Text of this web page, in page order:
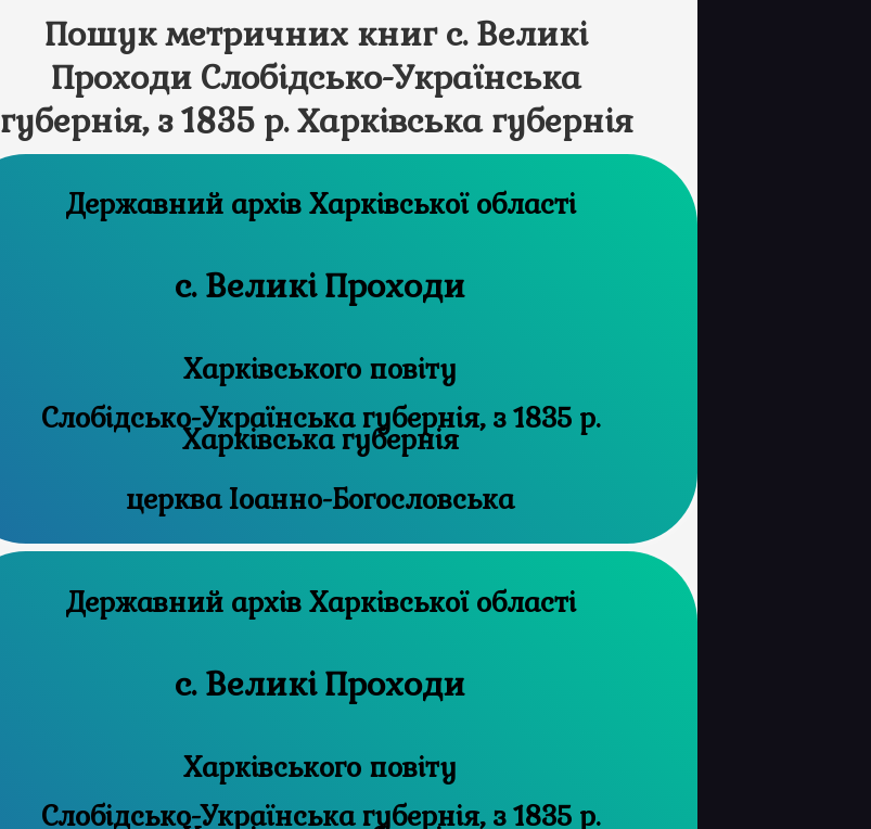
Пошук метричних книг с. Великі
Проходи Слобідсько-Українська
губернія, з 1835 р. Харківська губернія
Державний архів Харківської області
с. Великі Проходи
Харківського повіту
Слобідсько-Українська губернія, з 1835 р.
Харківська губернія
церква Іоанно-Богословська
Державний архів Харківської області
с. Великі Проходи
Харківського повіту
Слобідсько-Українська губернія, з 1835 р.